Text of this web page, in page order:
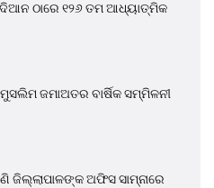
ଠାରେ ୧୨୬ ତମ ଆଧ୍ୟାତ୍ମିକ
ଜମାଅତର ବାର୍ଷିକ ସମ୍ମିଳନୀ
ଅଫିସ ସାମ୍ନାରେ